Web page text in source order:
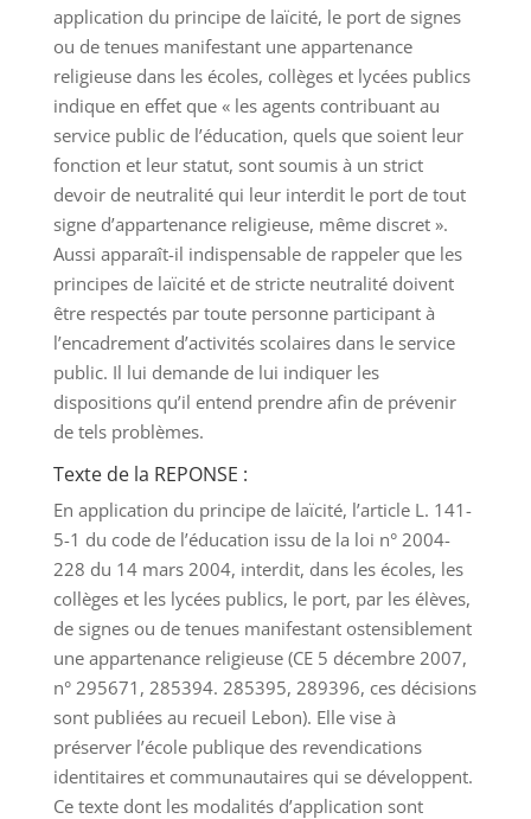
application du principe de laïcité, le port de signes
ou de tenues manifestant une appartenance
religieuse dans les écoles, collèges et lycées publics
indique en effet que « les agents contribuant au
service public de l’éducation, quels que soient leur
fonction et leur statut, sont soumis à un strict
devoir de neutralité qui leur interdit le port de tout
signe d’appartenance religieuse, même discret ».
Aussi apparaît-il indispensable de rappeler que les
principes de laïcité et de stricte neutralité doivent
être respectés par toute personne participant à
l’encadrement d’activités scolaires dans le service
public. Il lui demande de lui indiquer les
dispositions qu’il entend prendre afin de prévenir
de tels problèmes.
Texte de la REPONSE :
En application du principe de laïcité, l’article L. 141-
5-1 du code de l’éducation issu de la loi n° 2004-
228 du 14 mars 2004, interdit, dans les écoles, les
collèges et les lycées publics, le port, par les élèves,
de signes ou de tenues manifestant ostensiblement
une appartenance religieuse (CE 5 décembre 2007,
n° 295671, 285394. 285395, 289396, ces décisions
sont publiées au recueil Lebon). Elle vise à
préserver l’école publique des revendications
identitaires et communautaires qui se développent.
Ce texte dont les modalités d’application sont